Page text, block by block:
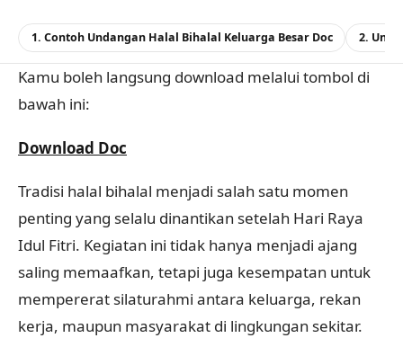
1. Contoh Undangan Halal Bihalal Keluarga Besar Doc 2.
Kamu boleh langsung download melalui tombol di
bawah ini:
Download Doc
Tradisi halal bihalal menjadi salah satu momen
penting yang selalu dinantikan setelah Hari Raya
Idul Fitri. Kegiatan ini tidak hanya menjadi ajang
saling memaafkan, tetapi juga kesempatan untuk
mempererat silaturahmi antara keluarga, rekan
kerja, maupun masyarakat di lingkungan sekitar.